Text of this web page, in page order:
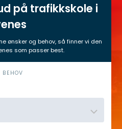
på trafikkskole i
ønsker og behov, så finner vi den
som passer best.